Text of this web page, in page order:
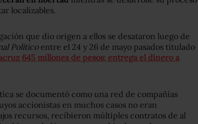
localizables.
que dio origen a ellos se desataron luego de
Políticoentre el 24 y 26 de mayo pasados titulado
645 millones de pesos; entrega el dinero a
se documentó como una red de compañías
accionistas en muchos casos no eran
recursos, recibieron múltiples contratos de al